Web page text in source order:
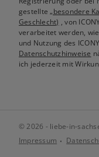
gestellte„besondere
Geschlecht) , von
verarbeitet werden,
und Nutzung des
Datenschutzhinweise
ich jederzeit mit
© 2026 - liebe-in-
Impressum